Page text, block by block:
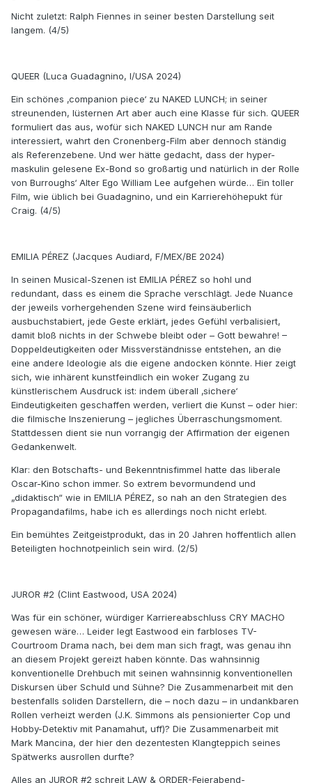
Nicht zuletzt: Ralph Fiennes in seiner besten Darstellung seit
langem. (4/5)
QUEER (Luca Guadagnino, I/USA 2024)
Ein schönes ‚companion piece‘ zu NAKED LUNCH; in seiner
streunenden, lüsternen Art aber auch eine Klasse für sich. QUEER
formuliert das aus, wofür sich NAKED LUNCH nur am Rande
interessiert, wahrt den Cronenberg-Film aber dennoch ständig
als Referenzebene. Und wer hätte gedacht, dass der hyper-
maskulin gelesene Ex-Bond so großartig und natürlich in der Rolle
von Burroughs‘ Alter Ego William Lee aufgehen würde… Ein toller
Film, wie üblich bei Guadagnino, und ein Karrierehöhepukt für
Craig. (4/5)
EMILIA PÉREZ (Jacques Audiard, F/MEX/BE 2024)
In seinen Musical-Szenen ist EMILIA PÉREZ so hohl und
redundant, dass es einem die Sprache verschlägt. Jede Nuance
der jeweils vorhergehenden Szene wird feinsäuberlich
ausbuchstabiert, jede Geste erklärt, jedes Gefühl verbalisiert,
damit bloß nichts in der Schwebe bleibt oder – Gott bewahre! –
Doppeldeutigkeiten oder Missverständnisse entstehen, an die
eine andere Ideologie als die eigene andocken könnte. Hier zeigt
sich, wie inhärent kunstfeindlich ein woker Zugang zu
künstlerischem Ausdruck ist: indem überall ‚sichere‘
Eindeutigkeiten geschaffen werden, verliert die Kunst – oder hier:
die filmische Inszenierung – jegliches Überraschungsmoment.
Stattdessen dient sie nun vorrangig der Affirmation der eigenen
Gedankenwelt.
Klar: den Botschafts- und Bekenntnisfimmel hatte das liberale
Oscar-Kino schon immer. So extrem bevormundend und
„didaktisch“ wie in EMILIA PÉREZ, so nah an den Strategien des
Propagandafilms, habe ich es allerdings noch nicht erlebt.
Ein bemühtes Zeitgeistprodukt, das in 20 Jahren hoffentlich allen
Beteiligten hochnotpeinlich sein wird. (2/5)
JUROR #2 (Clint Eastwood, USA 2024)
Was für ein schöner, würdiger Karriereabschluss CRY MACHO
gewesen wäre… Leider legt Eastwood ein farbloses TV-
Courtroom Drama nach, bei dem man sich fragt, was genau ihn
an diesem Projekt gereizt haben könnte. Das wahnsinnig
konventionelle Drehbuch mit seinen wahnsinnig konventionellen
Diskursen über Schuld und Sühne? Die Zusammenarbeit mit den
bestenfalls soliden Darstellern, die – noch dazu – in undankbaren
Rollen verheizt werden (J.K. Simmons als pensionierter Cop und
Hobby-Detektiv mit Panamahut, uff)? Die Zusammenarbeit mit
Mark Mancina, der hier den dezentesten Klangteppich seines
Spätwerks ausrollen durfte?
Alles an JUROR #2 schreit LAW & ORDER-Feierabend-